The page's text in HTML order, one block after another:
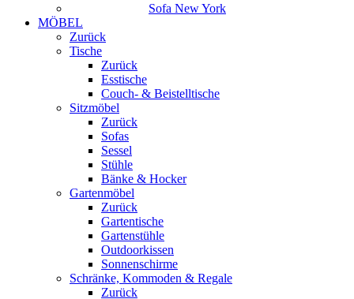
Sofa New York
MÖBEL
Zurück
Tische
Zurück
Esstische
Couch- & Beistelltische
Sitzmöbel
Zurück
Sofas
Sessel
Stühle
Bänke & Hocker
Gartenmöbel
Zurück
Gartentische
Gartenstühle
Outdoorkissen
Sonnenschirme
Schränke, Kommoden & Regale
Zurück